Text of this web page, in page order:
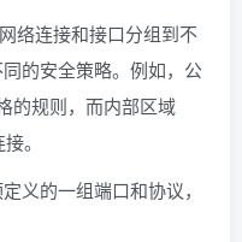
络连接和接口分组到不
的安全策略。例如，公
的规则，而内部区域
。
义的一组端口和协议，